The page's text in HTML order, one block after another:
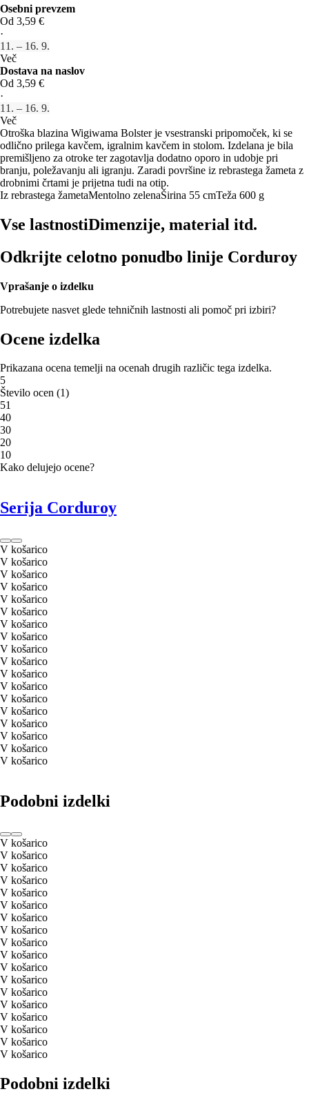
Osebni prevzem
Od 3,59 €
·
11. – 16. 9.
Več
Dostava na naslov
Od 3,59 €
·
11. – 16. 9.
Več
Otroška blazina Wigiwama Bolster je vsestranski pripomoček, ki se
odlično prilega kavčem, igralnim kavčem in stolom. Izdelana je bila
premišljeno za otroke ter zagotavlja dodatno oporo in udobje pri
branju, poležavanju ali igranju. Zaradi površine iz rebrastega žameta z
drobnimi črtami je prijetna tudi na otip.
Iz rebrastega žametaMentolno zelenaŠirina 55 cmTeža 600 g
Vse lastnostiDimenzije, material itd.
Odkrijte celotno ponudbo linije Corduroy
Vprašanje o izdelku
Potrebujete nasvet glede tehničnih lastnosti ali pomoč pri izbiri?
Ocene izdelka
Prikazana ocena temelji na ocenah drugih različic tega izdelka.
5
Število ocen (1)
51
40
30
20
10
Kako delujejo ocene?
Serija Corduroy
V košarico
V košarico
V košarico
V košarico
V košarico
V košarico
V košarico
V košarico
V košarico
V košarico
V košarico
V košarico
V košarico
V košarico
V košarico
V košarico
V košarico
V košarico
Podobni izdelki
V košarico
V košarico
V košarico
V košarico
V košarico
V košarico
V košarico
V košarico
V košarico
V košarico
V košarico
V košarico
V košarico
V košarico
V košarico
V košarico
V košarico
V košarico
Podobni izdelki